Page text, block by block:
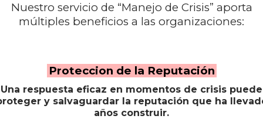
Nuestro servicio de “Manejo de Crisis” aporta
múltiples beneficios a las organizaciones:
Proteccion de la Reputación
Una respuesta eficaz en momentos de crisis puede
y salvaguardar la reputación que ha
años construir.